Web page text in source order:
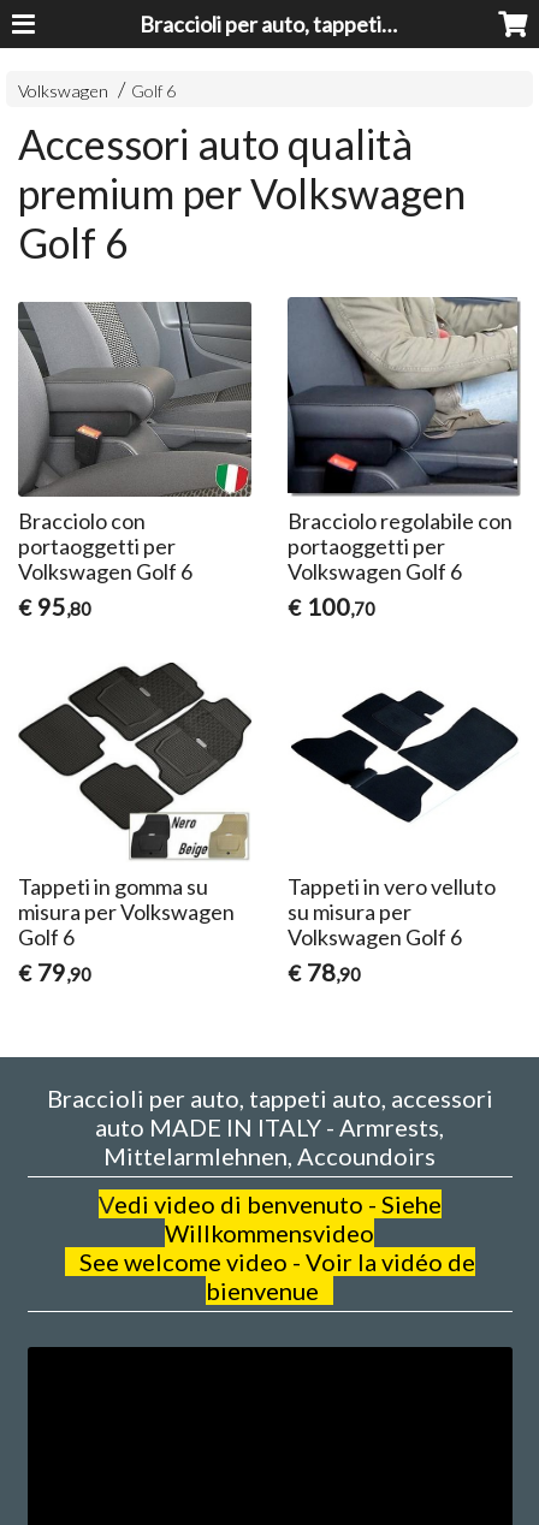
Braccioli per auto, tappeti auto, accessori auto MADE IN ITALY - Armrests, Mittelarmlehnen, Accoundoirs
Volkswagen Golf 6
Accessori auto qualità
premium per Volkswagen
Golf 6
Bracciolo con
portaoggetti per
Volkswagen Golf 6
€ 95,80
Bracciolo regolabile con
portaoggetti per
Volkswagen Golf 6
€ 100,70
Tappeti in gomma su
misura per Volkswagen
Golf 6
€ 79,90
Tappeti in vero velluto
su misura per
Volkswagen Golf 6
€ 78,90
Braccioli per auto, tappeti auto, accessori
auto MADE IN ITALY - Armrests,
Mittelarmlehnen, Accoundoirs
Vedi video di benvenuto - Siehe
Willkommensvideo
See welcome video - Voir la vidéo de
bienvenue